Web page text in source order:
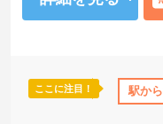
社会保険完備
ここに注目！ 駅か